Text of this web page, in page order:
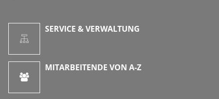
SERVICE & VERWALTUNG
MITARBEITENDE VON A-Z